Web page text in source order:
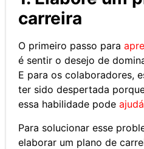
carreira
O primeiro passo para
é sentir o desejo de
E para os colaboradores,
ter sido despertada
essa habilidade pode
Para solucionar esse
elaborar um plano de